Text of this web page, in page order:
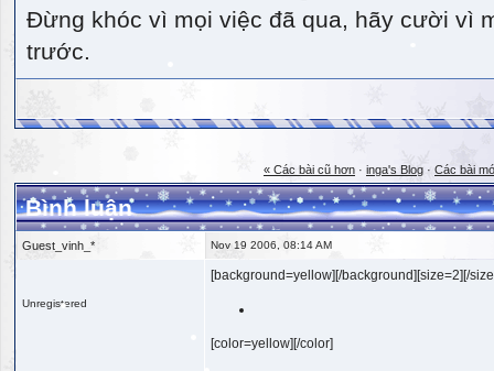
Đừng khóc vì mọi việc đã qua, hãy cười vì
trước.
« Các bài cũ hơn · inga's Blog · Các bài
Bình luận
Guest_vinh_* Nov 19 2006, 08:14 AM
Unregistered
[background=yellow][/background][size=2][/
[color=yellow][/color]